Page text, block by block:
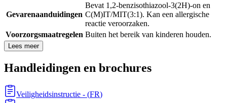
Gevarenaanduidingen
Bevat 1,2-benzisothiazool-3(2H)-on en
C(M)IT/MIT(3:1). Kan een allergische
reactie veroorzaken.
Voorzorgsmaatregelen Buiten het bereik van kinderen houden.
Lees meer
Handleidingen en brochures
Veiligheidsinstructie - (FR)